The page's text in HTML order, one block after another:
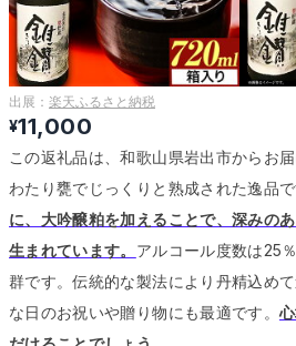
出展： 楽天ふるさと納税
¥11,000
この返礼品は、和歌山県岩出市からお
わたり甕でじっくりと熟成された逸品で
に、大吟醸粕を加えることで、深みの
生まれています。 アルコール度数は25
群です。伝統的な製法により丹精込め
な日のお祝いや贈り物にも最適です。